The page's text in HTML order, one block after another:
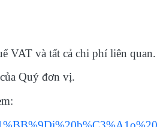
VAT và tất cả chi phí liên quan.
Quý đơn vị.